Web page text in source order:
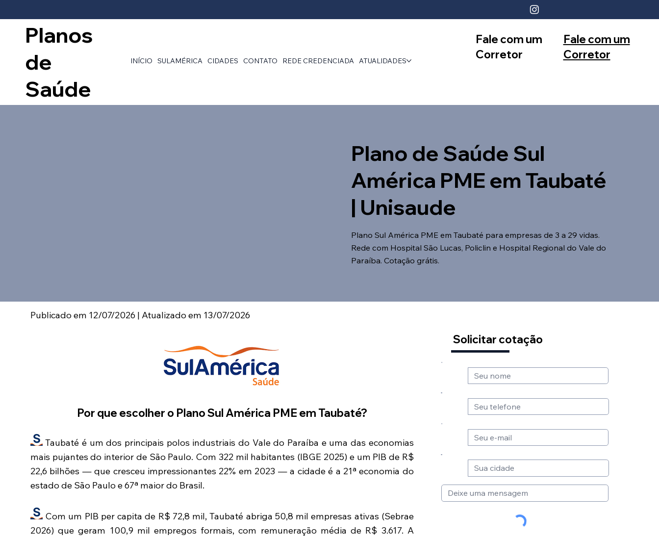
Planos
de
Saúde
INÍCIO SULAMÉRICA CIDADES CONTATO REDE CREDENCIADA ATUALIDADES
Fale com um
Corretor
Fale com um
Corretor
Plano de Saúde Sul
América PME em Taubaté
| Unisaude
Plano Sul América PME em Taubaté para empresas de 3 a 29 vidas.
Rede com Hospital São Lucas, Policlin e Hospital Regional do Vale do
Paraíba. Cotação grátis.
Publicado em 12/07/2026 | Atualizado em 13/07/2026
Por que escolher o Plano Sul América PME em Taubaté?
Taubaté é um dos principais polos industriais do Vale do Paraíba e uma das economias
mais pujantes do interior de São Paulo. Com 322 mil habitantes (IBGE 2025) e um PIB de R$
22,6 bilhões — que cresceu impressionantes 22% em 2023 — a cidade é a 21ª economia do
estado de São Paulo e 67ª maior do Brasil.
Com um PIB per capita de R$ 72,8 mil, Taubaté abriga 50,8 mil empresas ativas (Sebrae
2026) que geram 100,9 mil empregos formais, com remuneração média de R$ 3.617. A
Solicitar cotação